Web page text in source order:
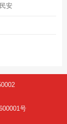
安
号